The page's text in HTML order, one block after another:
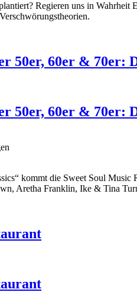
Regieren uns in
50er, 60er & 70er:
50er, 60er & 70er:
kommt die Sweet Soul
Aretha Franklin, Ike & Tina